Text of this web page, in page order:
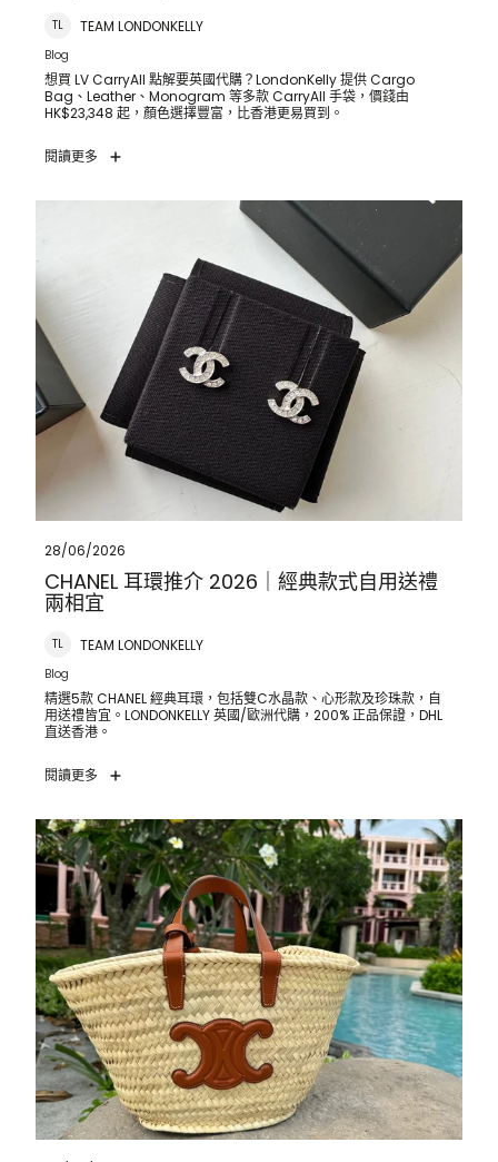
TL TEAM LONDONKELLY
Blog
想買 LV CarryAll 點解要英國代購？LondonKelly 提供 Cargo
Bag、Leather、Monogram 等多款 CarryAll 手袋，價錢由
HK$23,348 起，顏色選擇豐富，比香港更易買到。
閱讀更多
CHANEL 耳環推介 2026｜經典款式自用送禮兩相宜
28/06/2026
CHANEL 耳環推介 2026｜經典款式自用送禮
兩相宜
TL TEAM LONDONKELLY
Blog
精選5款 CHANEL 經典耳環，包括雙C水晶款、心形款及珍珠款，自
用送禮皆宜。LONDONKELLY 英國/歐洲代購，200% 正品保證，DHL
直送香港。
閱讀更多
2026 夏日必買 Raffia Bag Top 5｜Loewe、Celine、Miu
Miu 英國代購差價比較